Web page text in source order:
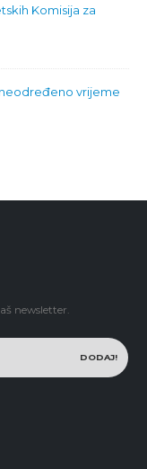
Komisija za
neodređeno vrijeme
newsletter.